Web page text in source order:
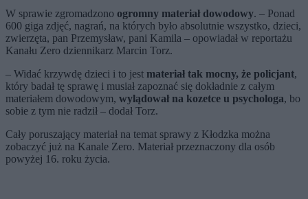
W sprawie zgromadzono ogromny materiał dowodowy. – Ponad
600 giga zdjęć, nagrań, na których było absolutnie wszystko, dzieci,
zwierzęta, pan Przemysław, pani Kamila – opowiadał w reportażu
Kanału Zero dziennikarz Marcin Torz.
– Widać krzywdę dzieci i to jest materiał tak mocny, że policjant,
który badał tę sprawę i musiał zapoznać się dokładnie z całym
materiałem dowodowym, wylądował na kozetce u psychologa, bo
sobie z tym nie radził – dodał Torz.
Cały poruszający materiał na temat sprawy z Kłodzka można
zobaczyć już na Kanale Zero. Materiał przeznaczony dla osób
powyżej 16. roku życia.